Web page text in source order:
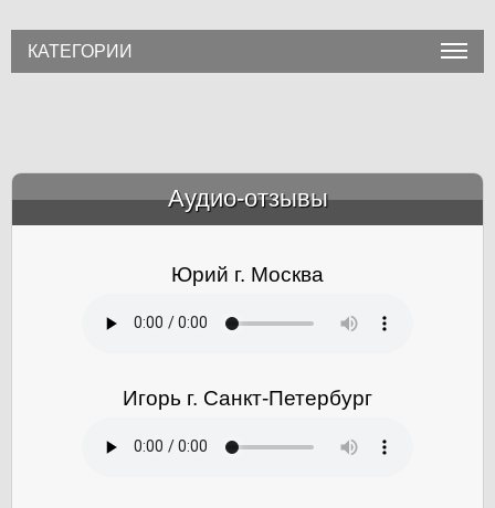
КАТЕГОРИИ
Аудио-отзывы
Юрий г. Москва
Игорь г. Санкт-Петербург